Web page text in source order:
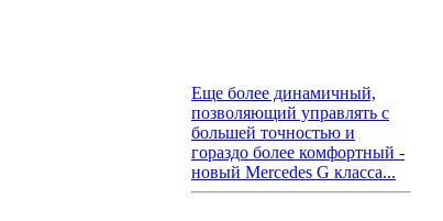
Еще более динамичный,
позволяющий управлять с
большей точностью и
гораздо более комфортный -
новый Mercedes G класса...